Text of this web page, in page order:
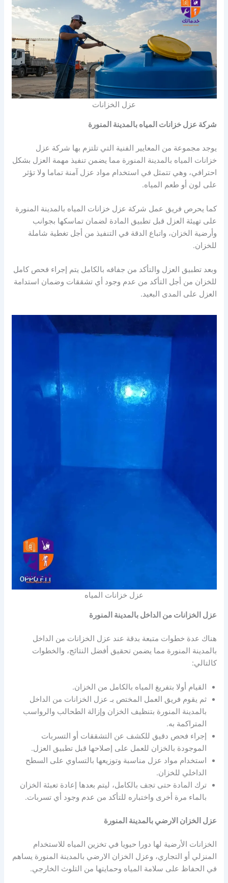
عزل الخزانات
شركة عزل خزانات المياه بالمدينة المنورة
يوجد مجموعة من المعايير الفنية التي تلتزم بها شركة عزل
خزانات المياه بالمدينة المنورة مما يضمن تنفيذ مهمة العزل بشكل
احترافي، وهي تتمثل في استخدام مواد عزل آمنة تماما ولا تؤثر
على لون أو طعم المياه.
كما يحرص فريق عمل شركة عزل خزانات المياه بالمدينة المنورة
على تهيئة العزل قبل تطبيق المادة لضمان تماسكها بجوانب
وأرضية الخزان، واتباع الدقة في التنفيذ من أجل تغطية شاملة
للخزان.
وبعد تطبيق العزل والتأكد من جفافه بالكامل يتم إجراء فحص كامل
للخزان من أجل التأكد من عدم وجود أي تشققات وضمان استدامة
العزل على المدى البعيد.
عزل خزانات المياه
عزل الخزانات من الداخل بالمدينة المنورة
هناك عدة خطوات متبعة بدقة عند عزل الخزانات من الداخل
بالمدينة المنورة مما يضمن تحقيق أفضل النتائج، والخطوات
كالتالي:
القيام أولا بتفريغ المياه بالكامل من الخزان.
ثم يقوم فريق العمل المختص بـ عزل الخزانات من الداخل
بالمدينة المنورة بتنظيف الخزان وإزالة الطحالب والرواسب
المتراكمة به.
إجراء فحص دقيق للكشف عن التشققات أو التسربات
الموجودة بالخزان للعمل على إصلاحها قبل تطبيق العزل.
استخدام مواد عزل مناسبة وتوزيعها بالتساوي على السطح
الداخلي للخزان.
ترك المادة حتى تجف بالكامل، ليتم بعدها إعادة تعبئة الخزان
بالماء مرة أخرى واختباره للتأكد من عدم وجود أي تسربات.
عزل الخزان الارضي بالمدينة المنورة
الخزانات الأرضية لها دورا حيويا في تخزين المياه للاستخدام
المنزلي أو التجاري، وعزل الخزان الارضي بالمدينة المنورة يساهم
في الحفاظ على سلامة المياه وحمايتها من التلوث الخارجي.